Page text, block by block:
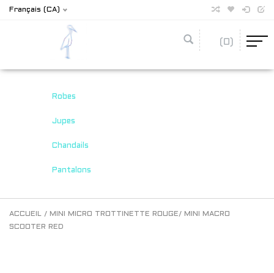
Français (CA)
(0)
Robes
Jupes
Chandails
Pantalons
ACCUEIL / MINI MICRO TROTTINETTE ROUGE/ MINI MACRO
SCOOTER RED